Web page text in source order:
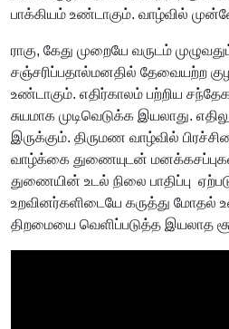
பாக்கியம் உண்டாகும். வாழ்வில்
ராகு, கேது முறையே வருடம்
சஞ்சரிப்பதால்மனதில் தேவையற்ற
உண்டாகும். எதிர்காலம் பற்றிய
சுயமாக முடிவெடுக்க இயலாது.
இருக்கும். திருமண வாழ்வில்
வாழ்க்கை துணையுடன்
துணையின் உடல் நிலை பாதிப்பு
உறவினர்களிடையே கருத்து மோதல்
திறமையை வெளிப்படுத்த இயலாத